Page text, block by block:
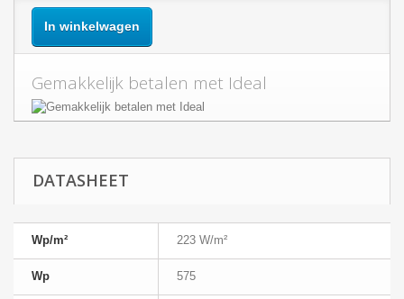
In winkelwagen
Gemakkelijk betalen met Ideal
DATASHEET
Wp/m² 223 W/m²
Wp 575